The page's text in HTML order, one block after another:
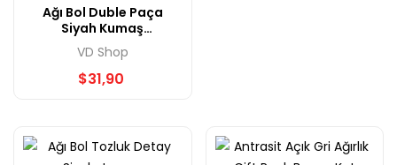
Ağı Bol Duble Paça
Siyah Kumaş
Pantolon
VD Shop
$31,90